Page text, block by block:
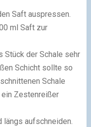
Saft auspressen.
ml Saft zur
Stück der Schale sehr
Schicht sollte so
Schale
ein Zestenreißer
längs aufschneiden.